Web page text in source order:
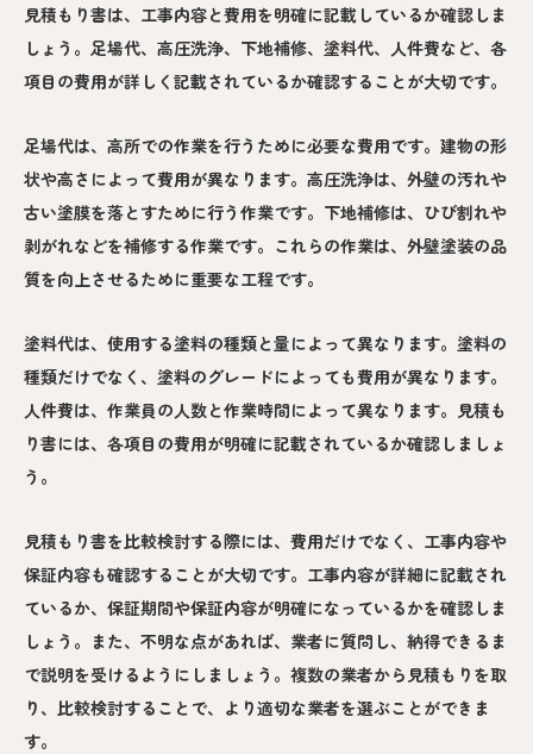
見積もり書は、工事内容と費用を明確に記載しているか確認しま
しょう。足場代、高圧洗浄、下地補修、塗料代、人件費など、各
項目の費用が詳しく記載されているか確認することが大切です。
足場代は、高所での作業を行うために必要な費用です。建物の形
状や高さによって費用が異なります。高圧洗浄は、外壁の汚れや
古い塗膜を落とすために行う作業です。下地補修は、ひび割れや
剥がれなどを補修する作業です。これらの作業は、外壁塗装の品
質を向上させるために重要な工程です。
塗料代は、使用する塗料の種類と量によって異なります。塗料の
種類だけでなく、塗料のグレードによっても費用が異なります。
人件費は、作業員の人数と作業時間によって異なります。見積も
り書には、各項目の費用が明確に記載されているか確認しましょ
う。
見積もり書を比較検討する際には、費用だけでなく、工事内容や
保証内容も確認することが大切です。工事内容が詳細に記載され
ているか、保証期間や保証内容が明確になっているかを確認しま
しょう。また、不明な点があれば、業者に質問し、納得できるま
で説明を受けるようにしましょう。複数の業者から見積もりを取
り、比較検討することで、より適切な業者を選ぶことができま
す。